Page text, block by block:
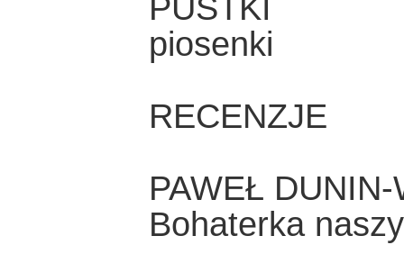
PUSTKI
piosenki
RECENZJE
PAWEŁ
Bohaterka